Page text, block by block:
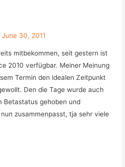
June 30, 2011
mitbekommen, seit gestern ist
2010 verfügbar. Meiner Meinung
Termin den idealen Zeitpunkt
Den die Tage wurde auch
Betastatus gehoben und
zusammenpasst, tja sehr viele